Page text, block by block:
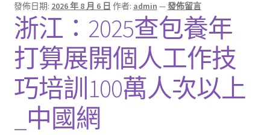
發佈日期: 2026 年 8 月 6 日 作者: admin —發佈留言
浙江：2025查包養年
打算展開個人工作技
巧培訓100萬人次以上
_中國網